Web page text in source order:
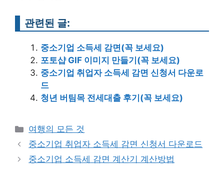
관련된 글:
중소기업 소득세 감면(꼭 보세요)
포토샵 GIF 이미지 만들기(꼭 보세요)
중소기업 취업자 소득세 감면 신청서 다운로
드
청년 버팀목 전세대출 후기(꼭 보세요)
Categories
여행의 모든 것
Post
navigation
중소기업 취업자 소득세 감면 신청서 다운로드
중소기업 소득세 감면 계산기 계산방법